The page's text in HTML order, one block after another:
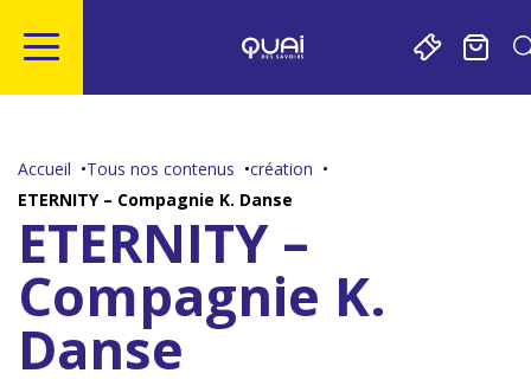
contenu
Accueil Tous nos contenus
création
ETERNITY – Compagnie K. Danse
ETERNITY –
Compagnie K.
Danse